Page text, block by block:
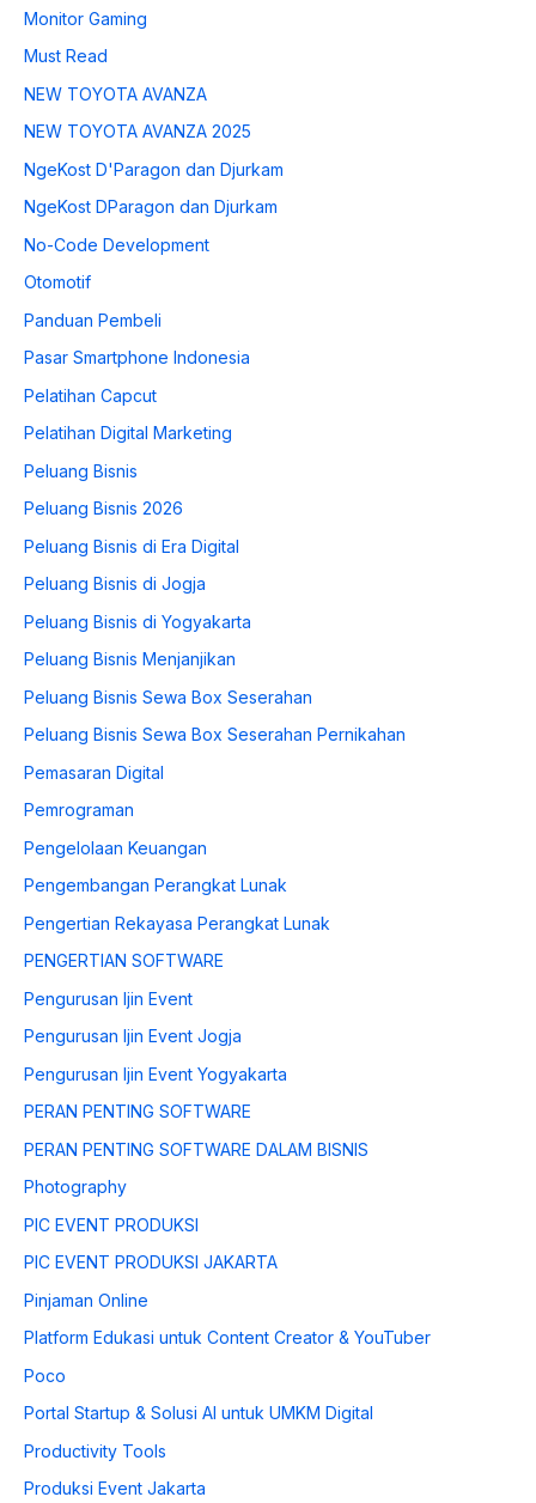
Monitor Gaming
Must Read
NEW TOYOTA AVANZA
NEW TOYOTA AVANZA 2025
NgeKost D'Paragon dan Djurkam
NgeKost DParagon dan Djurkam
No-Code Development
Otomotif
Panduan Pembeli
Pasar Smartphone Indonesia
Pelatihan Capcut
Pelatihan Digital Marketing
Peluang Bisnis
Peluang Bisnis 2026
Peluang Bisnis di Era Digital
Peluang Bisnis di Jogja
Peluang Bisnis di Yogyakarta
Peluang Bisnis Menjanjikan
Peluang Bisnis Sewa Box Seserahan
Peluang Bisnis Sewa Box Seserahan Pernikahan
Pemasaran Digital
Pemrograman
Pengelolaan Keuangan
Pengembangan Perangkat Lunak
Pengertian Rekayasa Perangkat Lunak
PENGERTIAN SOFTWARE
Pengurusan Ijin Event
Pengurusan Ijin Event Jogja
Pengurusan Ijin Event Yogyakarta
PERAN PENTING SOFTWARE
PERAN PENTING SOFTWARE DALAM BISNIS
Photography
PIC EVENT PRODUKSI
PIC EVENT PRODUKSI JAKARTA
Pinjaman Online
Platform Edukasi untuk Content Creator & YouTuber
Poco
Portal Startup & Solusi AI untuk UMKM Digital
Productivity Tools
Produksi Event Jakarta